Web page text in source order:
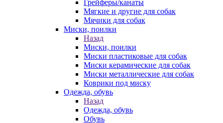
Грейферы/канаты
Мягкие и другие для собак
Мячики для собак
Миски, поилки
Назад
Миски, поилки
Миски пластиковые для собак
Миски керамические для собак
Миски металлические для собак
Коврики под миску
Одежда, обувь
Назад
Одежда, обувь
Обувь